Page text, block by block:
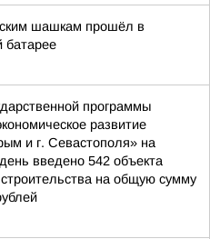
шашкам прошёл в
батарее
программы
развитие
и г. Севастополя» на
введено 542 объекта
строительства на общую сумму